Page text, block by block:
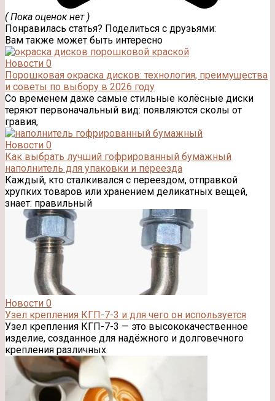
( Пока оценок нет )
Понравилась статья? Поделиться с друзьями:
Вам также может быть интересно
Новости 0
Порошковая окраска дисков: технология, преимущества
и советы по выбору в 2026 году
Со временем даже самые стильные колёсные диски
теряют первоначальный вид: появляются сколы от
гравия,
Новости 0
Как выбрать лучший гофрированный бумажный
наполнитель для упаковки и переезда
Каждый, кто сталкивался с переездом, отправкой
хрупких товаров или хранением деликатных вещей,
знает: правильный
Новости 0
Узел крепления КГП-7-3 и для чего он используется
Узел крепления КГП-7-3 — это высококачественное
изделие, созданное для надёжного и долговечного
крепления различных